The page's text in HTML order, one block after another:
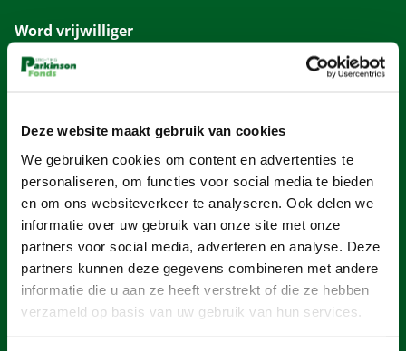
Deze website maakt gebruik van cookies
We gebruiken cookies om content en advertenties te
personaliseren, om functies voor social media te bieden
en om ons websiteverkeer te analyseren. Ook delen we
informatie over uw gebruik van onze site met onze
partners voor social media, adverteren en analyse. Deze
partners kunnen deze gegevens combineren met andere
informatie die u aan ze heeft verstrekt of die ze hebben
verzameld op basis van uw gebruik van hun services.
Word vrijwilliger
HELP MEE
Nalaten
Organiseer een actie
In memoriam
Belastingvrij schenken